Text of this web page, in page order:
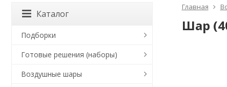
Главная
Шар
Каталог
Подборки
Готовые решения (наборы)
Воздушные шары